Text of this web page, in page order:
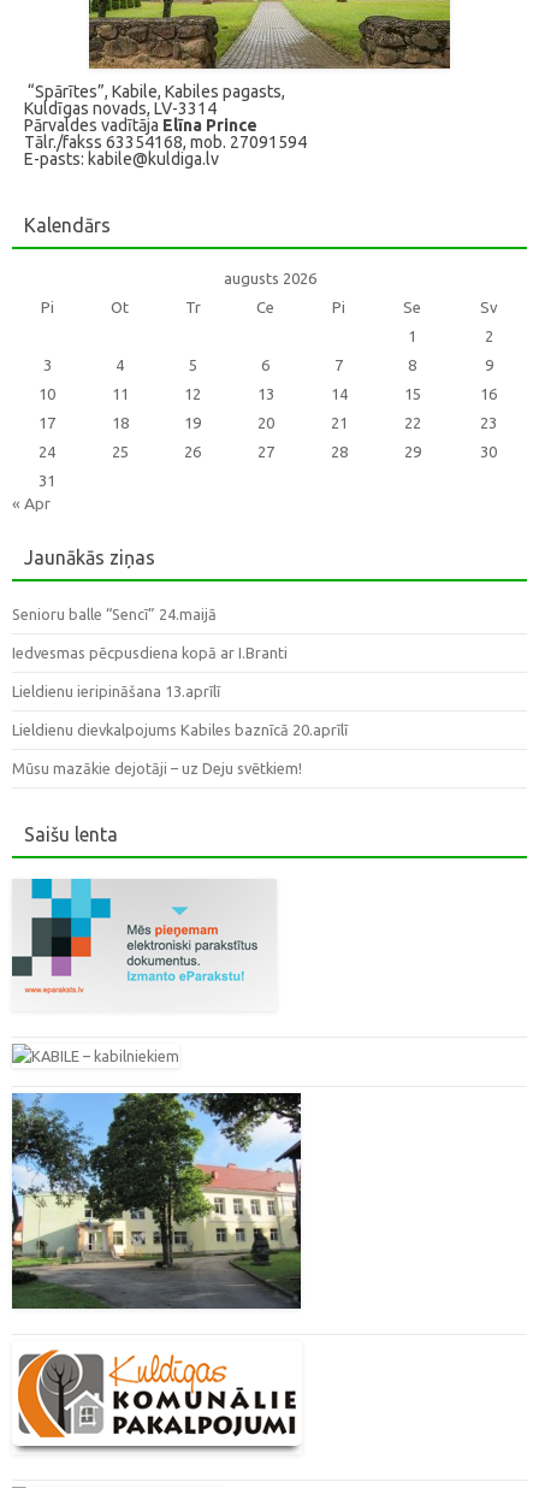
“Spārītes”, Kabile, Kabiles pagasts,
Kuldīgas novads, LV-3314
Pārvaldes vadītāja Elīna Prince
Tālr./fakss 63354168, mob. 27091594
E-pasts: kabile@kuldiga.lv
Kalendārs
augusts 2026
Pi
Ot Tr Ce Pi Se
Sv
1
2
3
4 5 6 7 8
9
10
11 12 13 14 15
16
17
18 19 20 21 22
23
24
25 26 27 28 29
30
31
« Apr
Jaunākās ziņas
Senioru balle “Sencī” 24.maijā
Iedvesmas pēcpusdiena kopā ar I.Branti
Lieldienu ieripināšana 13.aprīlī
Lieldienu dievkalpojums Kabiles baznīcā 20.aprīlī
Mūsu mazākie dejotāji – uz Deju svētkiem!
Saišu lenta